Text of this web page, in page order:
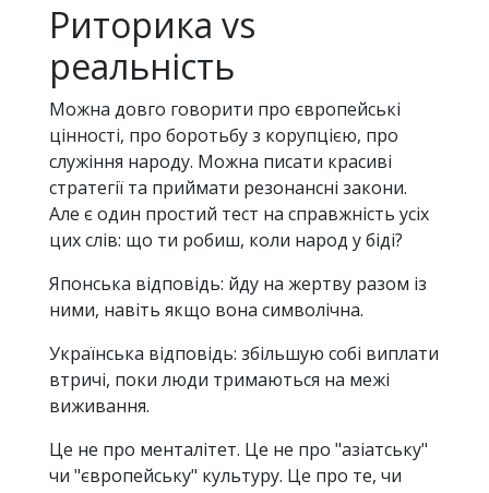
Риторика vs
реальність
Можна довго говорити про європейські
цінності, про боротьбу з корупцією, про
служіння народу. Можна писати красиві
стратегії та приймати резонансні закони.
Але є один простий тест на справжність усіх
цих слів: що ти робиш, коли народ у біді?
Японська відповідь: йду на жертву разом із
ними, навіть якщо вона символічна.
Українська відповідь: збільшую собі виплати
втричі, поки люди тримаються на межі
виживання.
Це не про менталітет. Це не про "азіатську"
чи "європейську" культуру. Це про те, чи